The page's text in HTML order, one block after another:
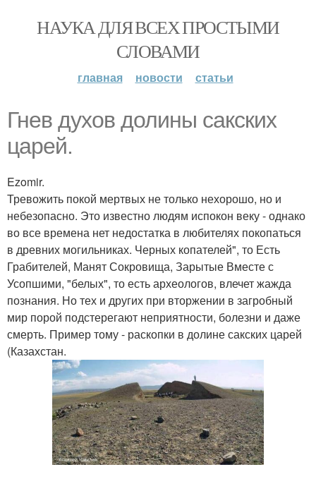
НАУКА ДЛЯ ВСЕХ ПРОСТЫМИ
СЛОВАМИ
главная новости статьи
Гнев духов долины сакских
царей.
Ezomir.
Тревожить покой мертвых не только нехорошо, но и
небезопасно. Это известно людям испокон веку - однако
во все времена нет недостатка в любителях покопаться
в древних могильниках. Черных копателей", то Есть
Грабителей, Манят Сокровища, Зарытые Вместе с
Усопшими, "белых", то есть археологов, влечет жажда
познания. Но тех и других при вторжении в загробный
мир порой подстерегают неприятности, болезни и даже
смерть. Пример тому - раскопки в долине сакских царей
(Казахстан.